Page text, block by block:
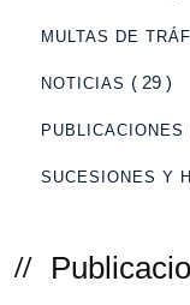
MULTAS DE
NOTICIAS ( 29 )
PUBLICACIONES
SUCESIONES Y